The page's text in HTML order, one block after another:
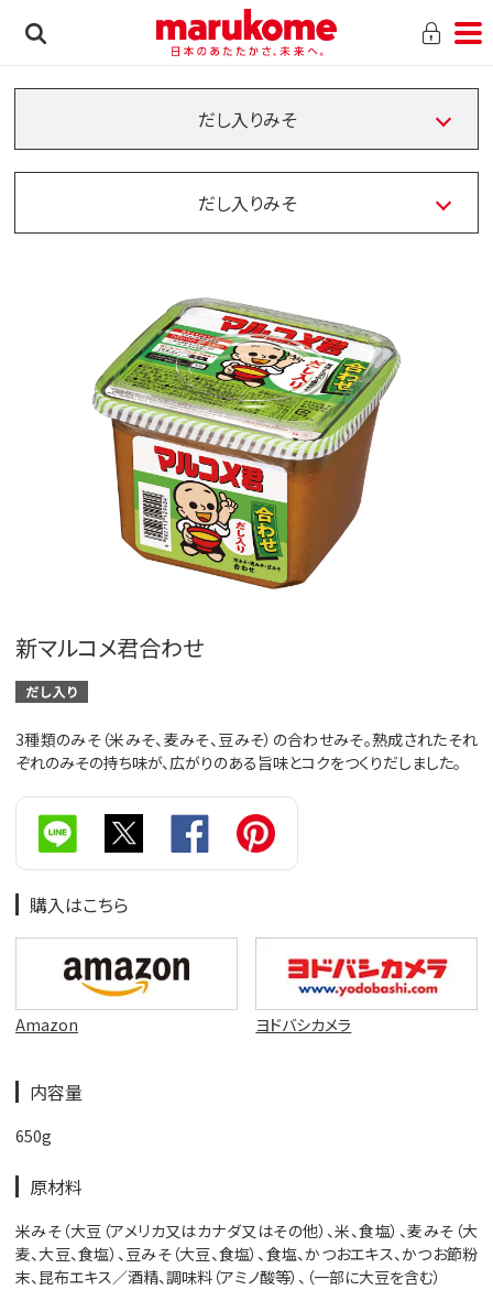
だし入りみそ
だし入りみそ
新マルコメ君合わせ
3種類のみそ（米みそ、麦みそ、豆みそ）の合わせみそ。熟成されたそれ
ぞれのみその持ち味が、広がりのある旨味とコクをつくりだしました。
購入はこちら
Amazon ヨドバシカメラ
内容量
650g
原材料
米みそ（大豆（アメリカ又はカナダ又はその他）、米、食塩）、麦みそ（大
麦、大豆、食塩）、豆みそ（大豆、食塩）、食塩、かつおエキス、かつお節粉
末、昆布エキス／酒精、調味料（アミノ酸等）、（一部に大豆を含む）